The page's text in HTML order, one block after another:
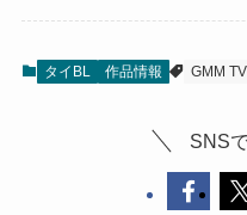
タイBL 作品情報 GMM TV
SNS